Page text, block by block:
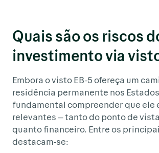
Quais são os riscos
investimento via
Embora o visto EB-5 ofereça um
residência permanente nos
fundamental compreender que ele
relevantes — tanto do ponto de
quanto financeiro. Entre os
destacam-se: